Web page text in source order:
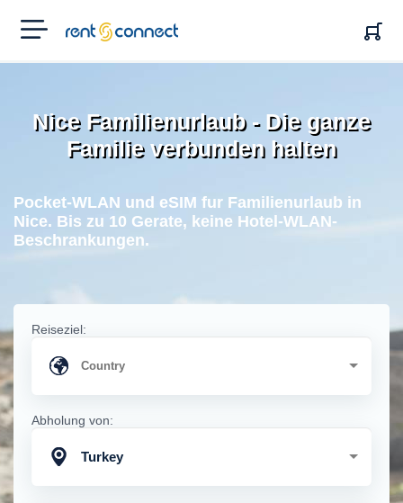
RENT'N
CONNECT
Nice Familienurlaub - Die ganze
Familie verbunden halten
Pocket-WLAN und eSIM fur Familienurlaub in
Nice. Bis zu 10 Gerate, keine Hotel-WLAN-
Beschrankungen.
Reiseziel:
Abholung von:
Turkey